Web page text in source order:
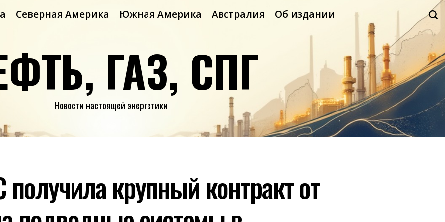
Северная Америка Южная Америка Австралия Об издании
ГАЗ, СПГ
Новости настоящей энергетики
получила крупный контракт от